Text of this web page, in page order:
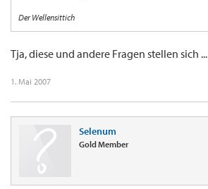
Der Wellensittich
Tja, diese und andere Fragen stellen sich ...
1. Mai 2007
Selenum
Gold Member